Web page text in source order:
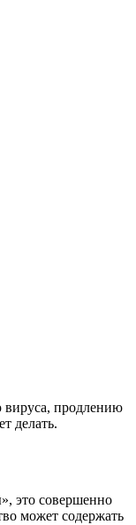
вируса, продлению
делать.
это совершенно
может содержать